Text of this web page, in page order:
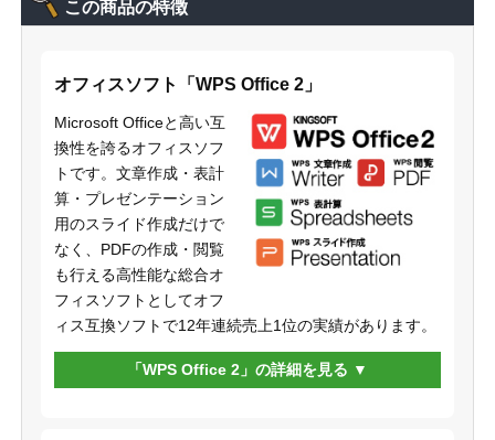
この商品の特徴
オフィスソフト「WPS Office 2」
Microsoft Officeと高い互
換性を誇るオフィスソフ
トです。文章作成・表計
算・プレゼンテーション
用のスライド作成だけで
なく、PDFの作成・閲覧
も行える高性能な総合オ
フィスソフトとしてオフ
ィス互換ソフトで12年連続売上1位の実績があります。
「WPS Office 2」の詳細を見る